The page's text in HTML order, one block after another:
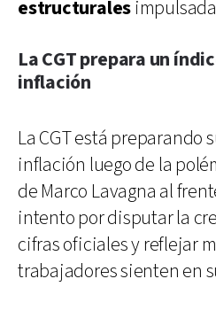
estructurales
La CGT prepara un
inflación
La CGT está preparando
inflación luego de la
de Marco Lavagna al
intento por disputar la
cifras oficiales y reflejar
trabajadores sienten en